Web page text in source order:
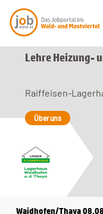
Lehre Heizung-
Raiffeisen-
Über uns
Waidhofen/Thaya